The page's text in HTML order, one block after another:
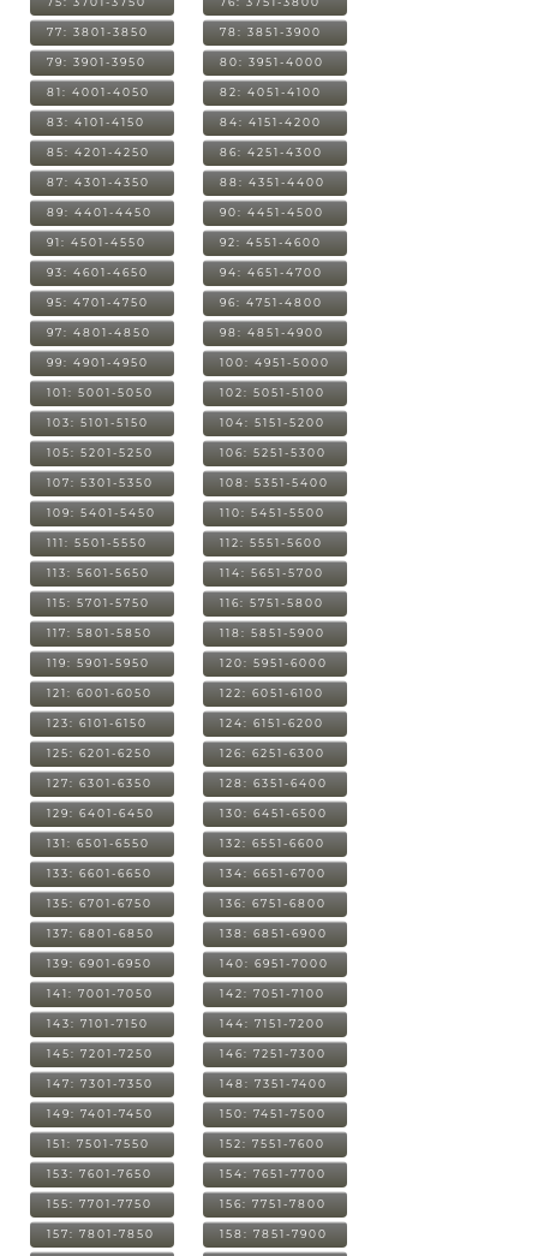
77: 3801-3850 78: 3851-3900
79: 3901-3950 80: 3951-4000
81: 4001-4050 82: 4051-4100
83: 4101-4150 84: 4151-4200
85: 4201-4250 86: 4251-4300
87: 4301-4350 88: 4351-4400
89: 4401-4450 90: 4451-4500
91: 4501-4550 92: 4551-4600
93: 4601-4650 94: 4651-4700
95: 4701-4750 96: 4751-4800
97: 4801-4850 98: 4851-4900
99: 4901-4950 100: 4951-5000
101: 5001-5050 102: 5051-5100
103: 5101-5150 104: 5151-5200
105: 5201-5250 106: 5251-5300
107: 5301-5350 108: 5351-5400
109: 5401-5450 110: 5451-5500
111: 5501-5550 112: 5551-5600
113: 5601-5650 114: 5651-5700
115: 5701-5750 116: 5751-5800
117: 5801-5850 118: 5851-5900
119: 5901-5950 120: 5951-6000
121: 6001-6050 122: 6051-6100
123: 6101-6150 124: 6151-6200
125: 6201-6250 126: 6251-6300
127: 6301-6350 128: 6351-6400
129: 6401-6450 130: 6451-6500
131: 6501-6550 132: 6551-6600
133: 6601-6650 134: 6651-6700
135: 6701-6750 136: 6751-6800
137: 6801-6850 138: 6851-6900
139: 6901-6950 140: 6951-7000
141: 7001-7050 142: 7051-7100
143: 7101-7150 144: 7151-7200
145: 7201-7250 146: 7251-7300
147: 7301-7350 148: 7351-7400
149: 7401-7450 150: 7451-7500
151: 7501-7550 152: 7551-7600
153: 7601-7650 154: 7651-7700
155: 7701-7750 156: 7751-7800
157: 7801-7850 158: 7851-7900